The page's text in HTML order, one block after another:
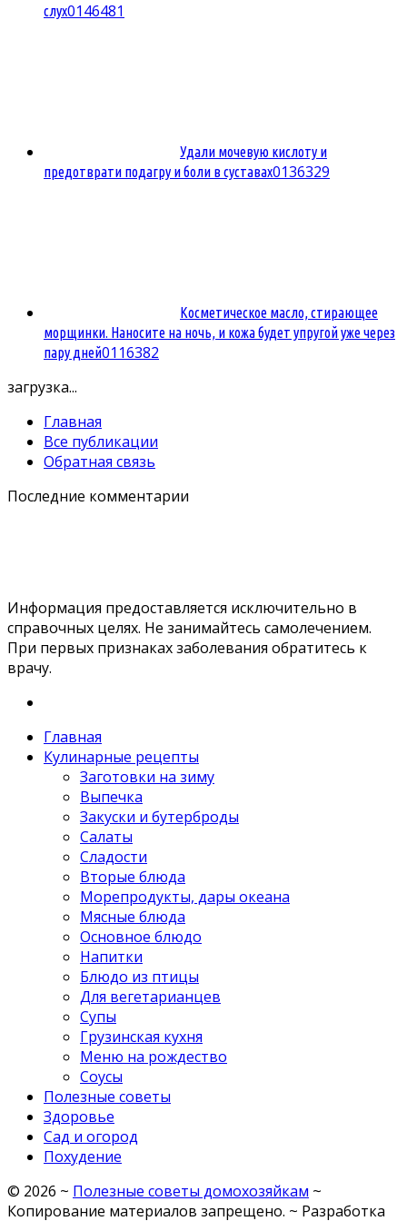
слух0146481
Удали мочевую кислоту и
предотврати подагру и боли в суставах0136329
Косметическое масло, стирающее
морщинки. Наносите на ночь, и кожа будет упругой уже через
пару дней0116382
загрузка...
Главная
Все публикации
Обратная связь
Последние комментарии
Информация предоставляется исключительно в
справочных целях. Не занимайтесь самолечением.
При первых признаках заболевания обратитесь к
врачу.
Главная
Кулинарные рецепты
Заготовки на зиму
Выпечка
Закуски и бутерброды
Салаты
Сладости
Вторые блюда
Морепродукты, дары океана
Мясные блюда
Основное блюдо
Напитки
Блюдо из птицы
Для вегетарианцев
Супы
Грузинская кухня
Меню на рождество
Соусы
Полезные советы
Здоровье
Сад и огород
Похудение
© 2026 ~ Полезные советы домохозяйкам ~
Копирование материалов запрещено. ~ Разработка